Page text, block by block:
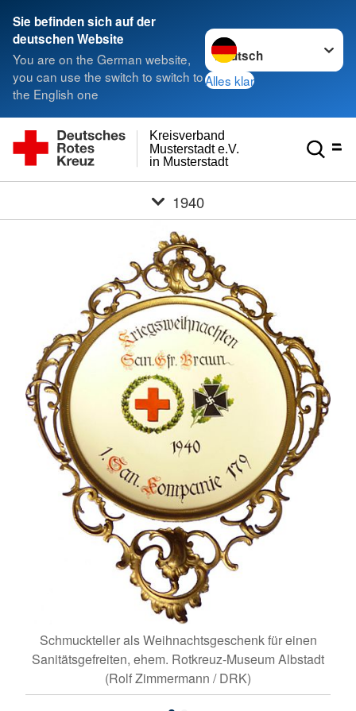
Sie befinden sich auf der
deutschen Website
You are on the German website,
you can use the switch to switch to
the English one
Sprache wechseln zu
Alles klar
in Musterstadt
Musterstadt e.V.
Kreisverband
1940
Schmuckteller als Weihnachtsgeschenk für einen
Sanitätsgefreiten, ehem. Rotkreuz-Museum Albstadt
(Rolf Zimmermann / DRK)